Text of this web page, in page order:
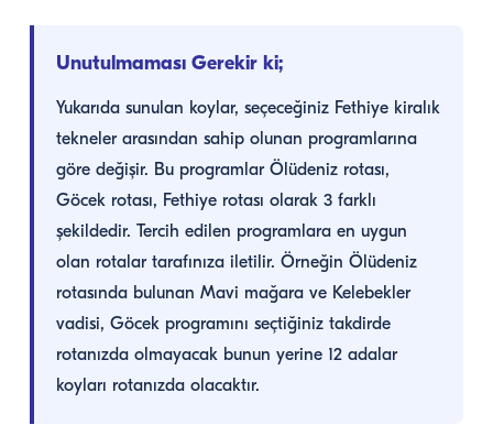
Unutulmaması Gerekir ki;
Yukarıda sunulan koylar, seçeceğiniz Fethiye kiralık
tekneler arasından sahip olunan programlarına
göre değişir. Bu programlar Ölüdeniz rotası,
Göcek rotası, Fethiye rotası olarak 3 farklı
şekildedir. Tercih edilen programlara en uygun
olan rotalar tarafınıza iletilir. Örneğin Ölüdeniz
rotasında bulunan Mavi mağara ve Kelebekler
vadisi, Göcek programını seçtiğiniz takdirde
rotanızda olmayacak bunun yerine 12 adalar
koyları rotanızda olacaktır.